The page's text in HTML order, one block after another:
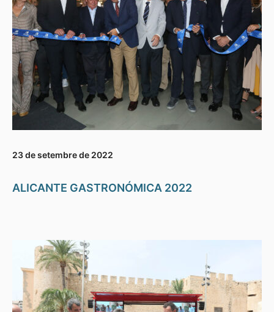
23 de setembre de 2022
ALICANTE GASTRONÓMICA 2022